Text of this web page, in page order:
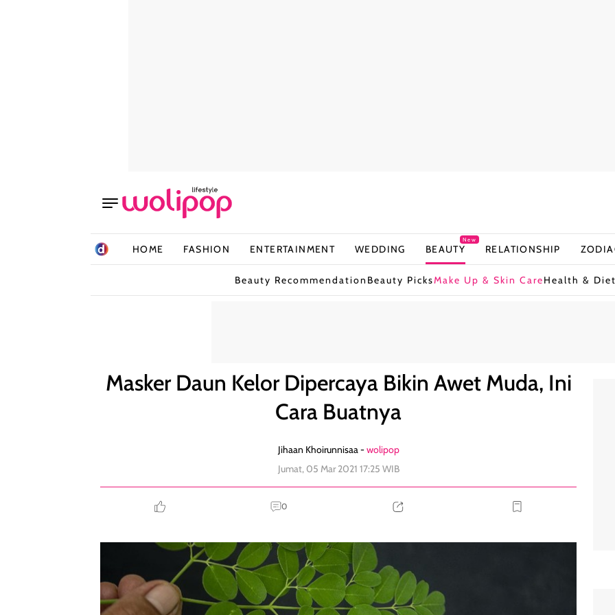
HOME FASHION ENTERTAINMENT WEDDING BEAUTY
New
RELATIONSHIP
Beauty Recommendation Beauty PicksMake Up & Skin CareHealth & Diet
Masker Daun Kelor Dipercaya Bikin Awet Muda, Ini
Cara Buatnya
Jihaan Khoirunnisaa -wolipop
Jumat, 05 Mar 2021 17:25 WIB
0